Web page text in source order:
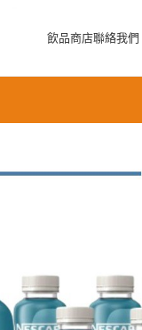
飲品商店聯絡我們